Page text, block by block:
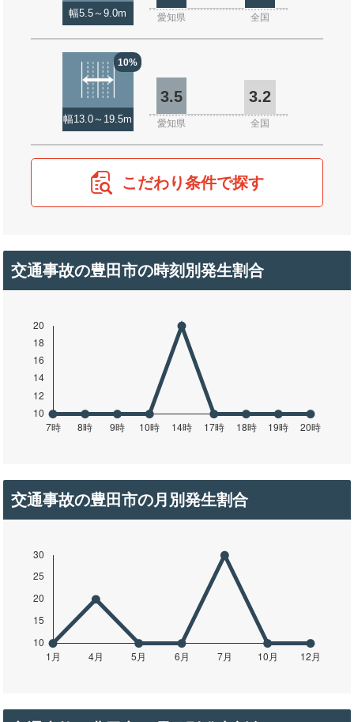
幅5.5～9.0m 愛知県 全国
10%
幅13.0～19.5m
3.5 3.2
愛知県 全国
こだわり条件で探す
交通事故の豊田市の時刻別発生割合
交通事故の豊田市の月別発生割合